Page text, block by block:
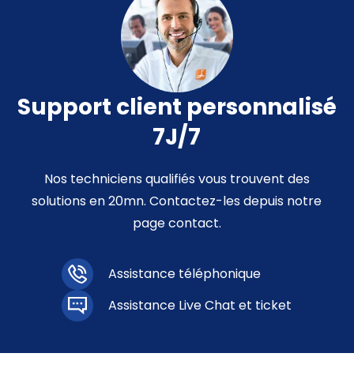
Support client personnalisé
7J/7
Nos techniciens qualifiés vous trouvent des
solutions en 20mn. Contactez-les depuis notre
page contact.
Assistance téléphonique
Assistance Live Chat et ticket